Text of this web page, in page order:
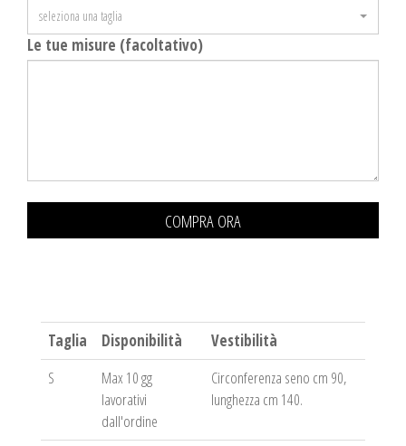
seleziona una taglia
Le tue misure (facoltativo)
COMPRA ORA
Taglia Disponibilità
Vestibilità
S
Max 10 gg
lavorativi
dall'ordine
Circonferenza seno cm 90,
lunghezza cm 140.